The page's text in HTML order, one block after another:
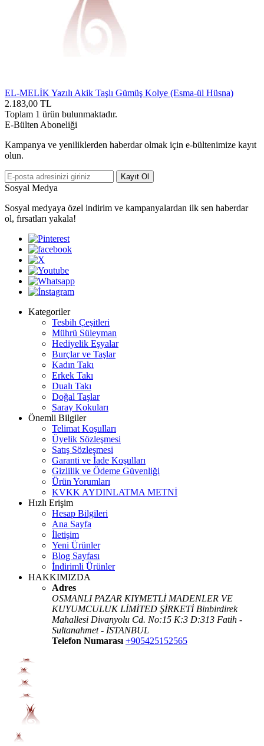
EL-MELİK Yazılı Akik Taşlı Gümüş Kolye (Esma-ül Hüsna)
2.183,00 TL
Toplam 1 ürün bulunmaktadır.
E-Bülten Aboneliği
Kampanya ve yeniliklerden haberdar olmak için e-bültenimize kayıt
olun.
Kayıt Ol
Sosyal Medya
Sosyal medyaya özel indirim ve kampanyalardan ilk sen haberdar
ol, fırsatları yakala!
Kategoriler
Tesbih Çeşitleri
Mührü Süleyman
Hediyelik Eşyalar
Burçlar ve Taşlar
Kadın Takı
Erkek Takı
Dualı Takı
Doğal Taşlar
Saray Kokuları
Önemli Bilgiler
Telimat Koşulları
Üyelik Sözleşmesi
Satış Sözleşmesi
Garanti ve İade Koşulları
Gizlilik ve Ödeme Güvenliği
Ürün Yorumları
KVKK AYDINLATMA METNİ
Hızlı Erişim
Hesap Bilgileri
Ana Sayfa
İletişim
Yeni Ürünler
Blog Sayfası
İndirimli Ürünler
HAKKIMIZDA
Adres
OSMANLI PAZAR KIYMETLİ MADENLER VE
KUYUMCULUK LİMİTED ŞİRKETİ Binbirdirek
Mahallesi Divanyolu Cd. No:15 K:3 D:313 Fatih -
Sultanahmet - İSTANBUL
Telefon Numarası +905425152565